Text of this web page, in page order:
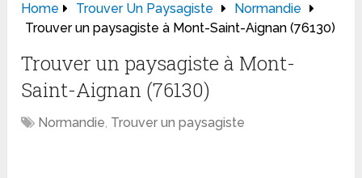
Home Trouver Un Paysagiste
Normandie
Trouver un paysagiste à Mont-Saint-Aignan (76130)
Trouver un paysagiste à Mont-
Saint-Aignan (76130)
Normandie, Trouver un paysagiste